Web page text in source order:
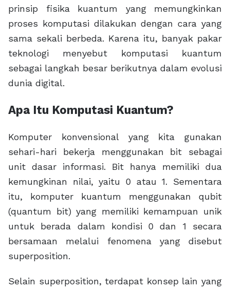
prinsip fisika kuantum yang memungkinkan
proses komputasi dilakukan dengan cara yang
sama sekali berbeda. Karena itu, banyak pakar
teknologi menyebut komputasi kuantum
sebagai langkah besar berikutnya dalam evolusi
dunia digital.
Apa Itu Komputasi Kuantum?
Komputer konvensional yang kita gunakan
sehari-hari bekerja menggunakan bit sebagai
unit dasar informasi. Bit hanya memiliki dua
kemungkinan nilai, yaitu 0 atau 1. Sementara
itu, komputer kuantum menggunakan qubit
(quantum bit) yang memiliki kemampuan unik
untuk berada dalam kondisi 0 dan 1 secara
bersamaan melalui fenomena yang disebut
superposition.
Selain superposition, terdapat konsep lain yang